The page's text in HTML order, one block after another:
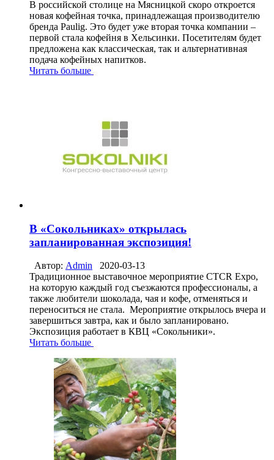
В российской столице на Мясницкой скоро откроется
новая кофейная точка, принадлежащая производителю
бренда Paulig. Это будет уже вторая точка компании –
первой стала кофейня в Хельсинки. Посетителям будет
предложена как классическая, так и альтернативная
подача кофейных напитков.
Читать больше
В «Сокольниках» открылась
запланированная экспозиция!
Автор: Admin
2020-03-13
Традиционное выставочное мероприятие CTCR Expo,
на которую каждый год съезжаются профессионалы, а
также любители шоколада, чая и кофе, отменяться и
переноситься не стала. Мероприятие открылось вчера и
завершиться завтра, как и было запланировано.
Экспозиция работает в КВЦ «Сокольники».
Читать больше